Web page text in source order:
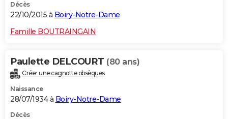
Décès
22/10/2015 à Boiry-Notre-Dame
Famille BOUTRAINGAIN
Paulette DELCOURT (80 ans)
Créer une cagnotte obsèques
Naissance
28/07/1934 à Boiry-Notre-Dame
Décès